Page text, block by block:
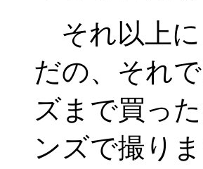
それ以上に
だの、それ
ズまで買っ
ンズで撮り